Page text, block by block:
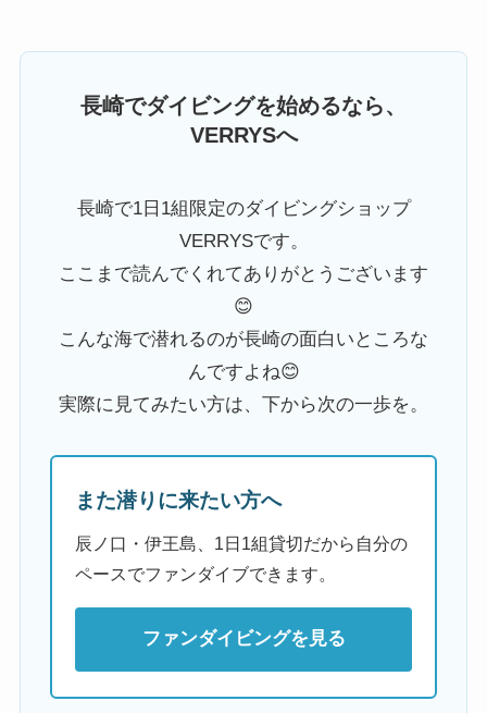
長崎でダイビングを始めるなら、
VERRYSへ
長崎で1日1組限定のダイビングショップ
VERRYSです。
ここまで読んでくれてありがとうございます
😊
こんな海で潜れるのが長崎の面白いところな
んですよね😊
実際に見てみたい方は、下から次の一歩を。
また潜りに来たい方へ
辰ノ口・伊王島、1日1組貸切だから自分の
ペースでファンダイブできます。
ファンダイビングを見る